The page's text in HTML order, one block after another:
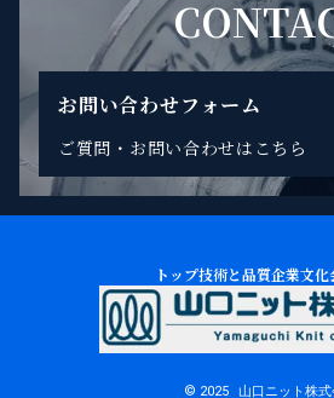
お問い合わせフォーム
ご質問・お問い合わせはこちら
トップ技術と品質企業文化
© 2025 山口ニット株式